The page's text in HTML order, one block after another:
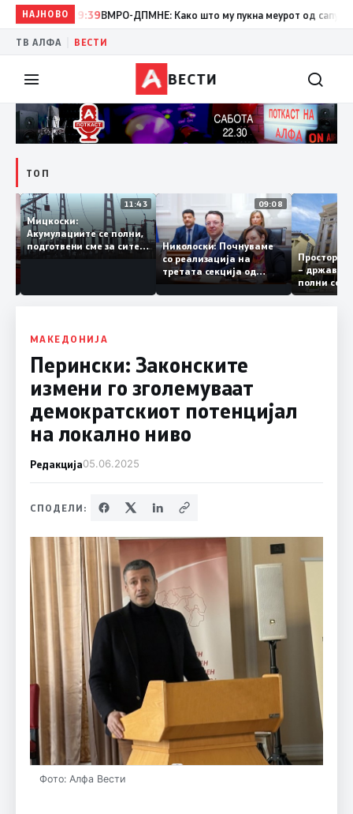
НАЈНОВО
19:39 ВМРО-ДПМНЕ: Како што му пукна меурот од сапуница
ТВ АЛФА ВЕСТИ
ВЕСТИ
ТОП
12:03
за
11:43
Мицкоски:
Акумулациите се полни,
подготвени сме за сите
ризици, не размислување
09:08
Николоски: Почнуваме
со реализација на
третата секција од
железничкиот Коридор
8, Македонија станува
–
полни
МАКЕДОНИЈА
Перински: Законските
измени го зголемуваат
демократскиот потенцијал
на локално ниво
Редакција05.06.2025
СПОДЕЛИ:
Фото: Алфа Вести